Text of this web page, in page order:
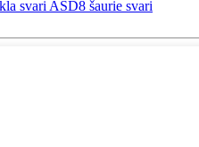
svari ASD8 šaurie svari